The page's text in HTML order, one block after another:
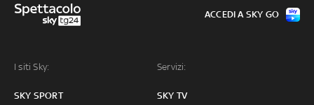
I siti Sky:
SKY SPORT
Servizi:
SKY TV
ACCEDI A SKY GO